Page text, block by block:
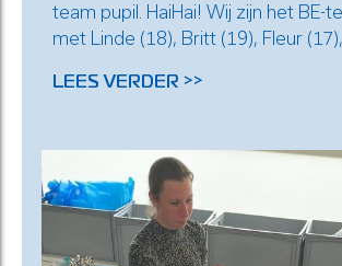
team pupil. HaiHai! Wij zijn het BE-
met Linde (18), Britt (19), Fleur (17),
LEES VERDER >>